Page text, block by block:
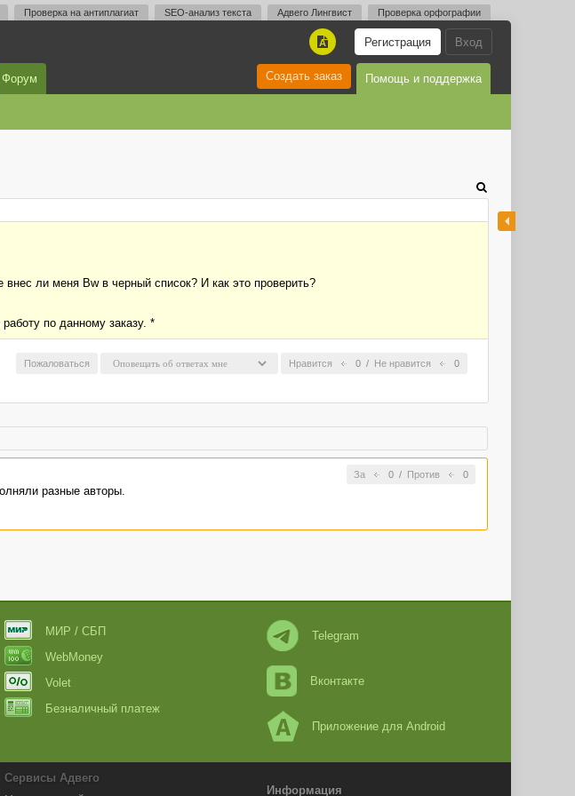
Проверка на антиплагиат SEO-анализ текста Адвего Лингвист Проверка орфографии
Вход
Регистрация
A
Форум Помощь и поддержка
Создать заказ
ли меня Bw в черный список? И как это проверить?
по данному заказу. *
Нравится 0 / Не нравится 0
Пожаловаться
За 0/ Против 0
разные авторы.
МИР / СБП
WebMoney
Volet
Безналичный платеж
Telegram
Вконтакте
Приложение для Android
Сервисы Адвего
Информация